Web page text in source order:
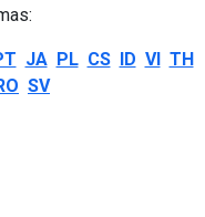
JA PL CS ID VI TH
SV